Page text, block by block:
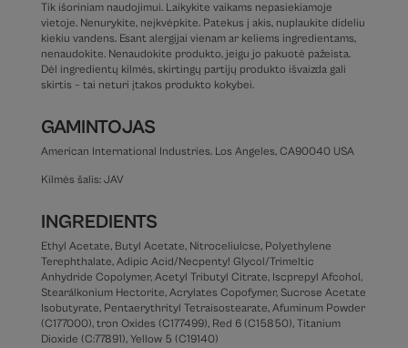
Tik išoriniam naudojimui. Laikykite vaikams nepasiekiamoje
vietoje. Nenurykite, neįkvėpkite. Patekus į akis, nuplaukite dideliu
kiekiu vandens. Esant alergijai vienam ar keliems ingredientams,
nenaudokite. Nenaudokite produkto, jeigu jo pakuotė pažeista.
Dėl ingredientų kilmės, skirtingų partijų produkto išvaizda gali
skirtis – tai neturi įtakos produkto kokybei.
GAMINTOJAS
American International Industries. Los Angeles, CA90040 USA
Kilmės šalis: JAV
INGREDIENTS
Ethyl Acetate, Butyl Acetate, Nitroceliulcse, Polyethylene
Terephthalate, Adipic Acid/Necpenty! Glycol/Trimeltic
Anhydride Copolymer, Acetyl Tributyl Citrate, Iscprepyl Afcohol,
Stearálkonium Hectorite, Acrylates Copofymer, Sucrose Acetate
Isobutyrate, Pentaerythrityl Tetraisostearate, Afuminum Powder
(C177000), tron Oxides (C177499), Red 6 (C15850), Titanium
Dioxide (C:77891), Yellow 5 (C19140)